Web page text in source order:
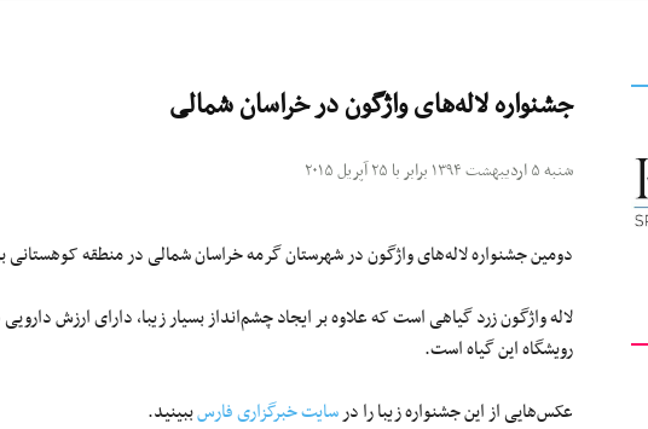
کیهان
لندن
جشنواره لاله‌های واژگون در خراسان شمالی
شنبه ۵ اردیبهشت ۱۳۹۴ برابر با ۲۵ آپریل ۲۰۱۵
دومین جشنواره لاله‌های واژگون در شهرستان گرمه خراسان شمالی در منطقه کوهستانی
لاله واژگون زرد گیاهی است که علاوه بر ایجاد چشم‌انداز بسیار زیبا، دارای ارزش
رویشگاه این گیاه است.
عکس‌هایی از این جشنواره زیبا را درسایت خبرگزاری فارسببینید.